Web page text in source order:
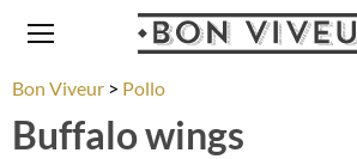
Bon Viveur Pollo
Buffalo wings